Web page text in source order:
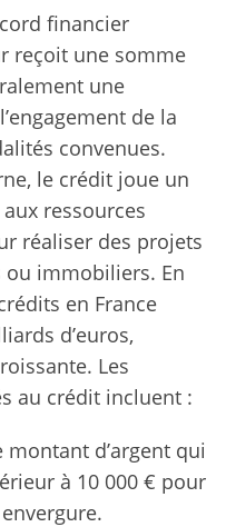
financier
reçoit une somme
une
de la
convenues.
le crédit joue un
ressources
réaliser des projets
immobiliers. En
en France
d’euros,
Les
au crédit incluent :
montant d’argent qui
à 10 000 € pour